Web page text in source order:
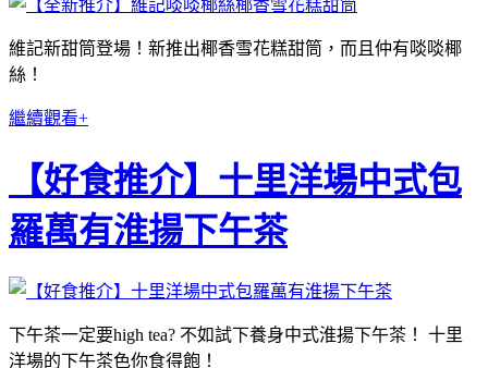
維記新甜筒登場！新推出椰香雪花糕甜筒，而且仲有啖啖椰
絲！
繼續觀看+
【好食推介】十里洋場中式包
羅萬有淮揚下午茶
下午茶一定要high tea? 不如試下養身中式淮揚下午茶！ 十里
洋場的下午茶色你食得飽！